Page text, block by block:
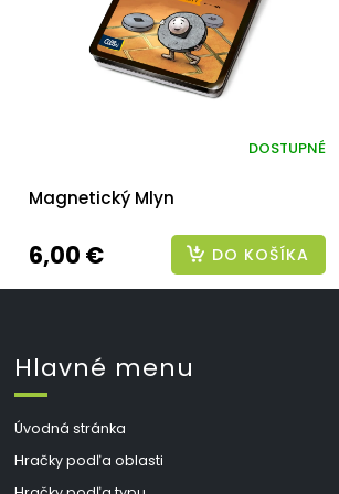
Magnetický Mlyn
DOSTUPNÉ
6,00 € DO KOŠÍKA
Hlavné menu
Úvodná stránka
Hračky podľa oblasti